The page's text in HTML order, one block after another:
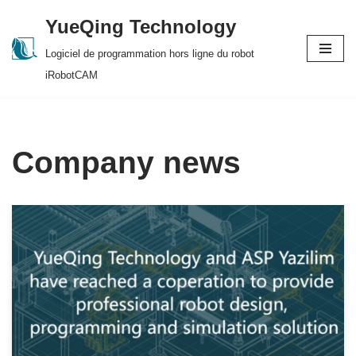
Skip
YueQing Technology
Logiciel de programmation hors ligne du robot
iRobotCAM
Company news